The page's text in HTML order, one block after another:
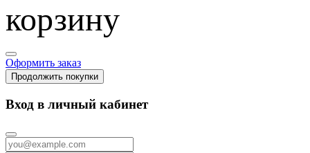
корзину
Оформить заказ
Продолжить покупки
Вход в личный кабинет